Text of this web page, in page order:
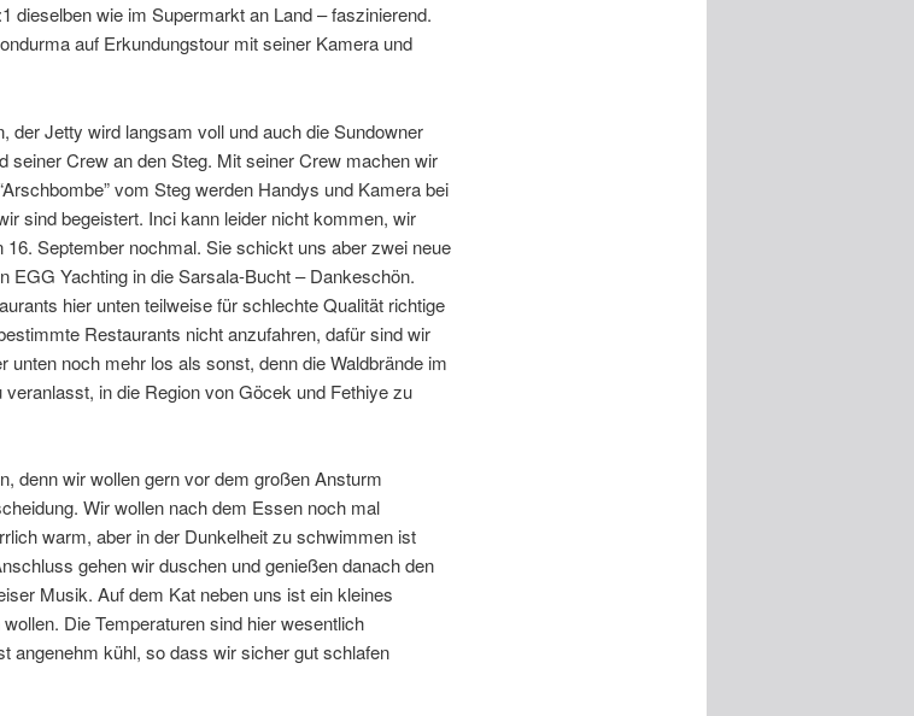
dieselben wie im Supermarkt an Land – faszinierend.
auf Erkundungstour mit seiner Kamera und
der Jetty wird langsam voll und auch die Sundowner
seiner Crew an den Steg. Mit seiner Crew machen wir
vom Steg werden Handys und Kamera bei
sind begeistert. Inci kann leider nicht kommen, wir
September nochmal. Sie schickt uns aber zwei neue
EGG Yachting in die Sarsala-Bucht – Dankeschön.
hier unten teilweise für schlechte Qualität richtige
Restaurants nicht anzufahren, dafür sind wir
unten noch mehr los als sonst, denn die Waldbrände im
in die Region von Göcek und Fethiye zu
denn wir wollen gern vor dem großen Ansturm
Wir wollen nach dem Essen noch mal
warm, aber in der Dunkelheit zu schwimmen ist
gehen wir duschen und genießen danach den
Musik. Auf dem Kat neben uns ist ein kleines
Die Temperaturen sind hier wesentlich
angenehm kühl, so dass wir sicher gut schlafen